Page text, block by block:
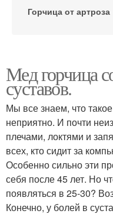
Горчица от артроза
Горчица для
Рецепты с горчицей
Мед горчица
суставов.
Мы все знаем, что
неприятно. И почти
плечами, локтями и
всех, кто сидит за
Особенно сильно эти
себя после 45 лет. Но
появляться в 25-30?
Конечно, у болей в